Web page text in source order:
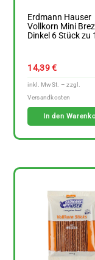
Erdmann Hauser
Vollkorn Mini
Dinkel 6 Stück zu
14,39€
In den